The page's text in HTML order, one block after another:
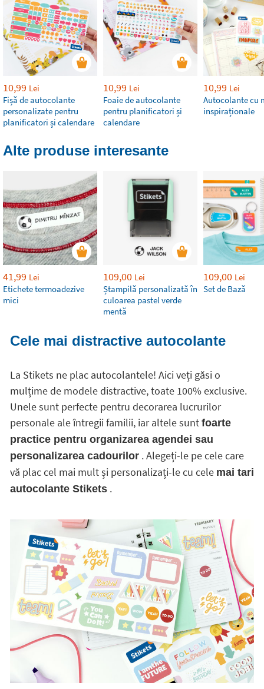
10,99 Lei
Fișă de autocolante
personalizate pentru
planificatori și calendare
10,99 Lei
Foaie de autocolante
pentru planificatori și
calendare
10,99 Lei
Autocolante cu
inspiraționale
Alte produse interesante
41,99 Lei
Etichete termoadezive
mici
109,00 Lei
Ștampilă personalizată în
culoarea pastel verde
mentă
109,00 Lei
Set de Bază
Cele mai distractive autocolante
La Stikets ne plac autocolantele! Aici veți găsi o
mulțime de modele distractive, toate 100% exclusive.
Unele sunt perfecte pentru decorarea lucrurilor
personale ale întregii familii, iar altele sunt foarte
practice pentru organizarea agendei sau
personalizarea cadourilor. Alegeți-le pe cele care
vă plac cel mai mult și personalizați-le cu cele mai tari
autocolante Stikets.